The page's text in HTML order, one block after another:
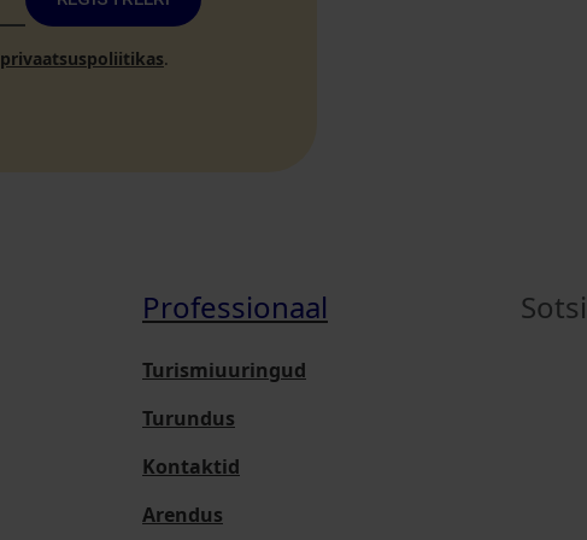
privaatsuspoliitikas.
Professionaal
Turismiuuringud
Turundus
Kontaktid
Arendus